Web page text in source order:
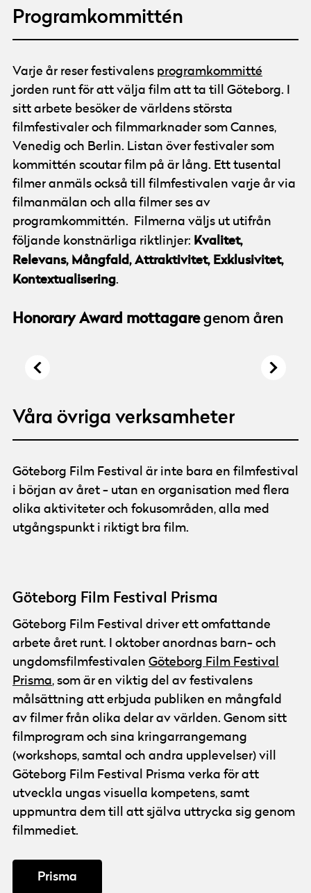
Programkommittén
Varje år reser festivalens programkommitté
jorden runt för att välja film att ta till Göteborg. I
sitt arbete besöker de världens största
filmfestivaler och filmmarknader som Cannes,
Venedig och Berlin. Listan över festivaler som
kommittén scoutar film på är lång. Ett tusental
filmer anmäls också till filmfestivalen varje år via
filmanmälan och alla filmer ses av
programkommittén. Filmerna väljs ut utifrån
följande konstnärliga riktlinjer: Kvalitet,
Relevans, Mångfald, Attraktivitet, Exklusivitet,
Kontextualisering.
Honorary Award mottagaregenom åren
Mads Mikkelsen
Våra övriga verksamheter
Göteborg Film Festival är inte bara en filmfestival
i början av året - utan en organisation med flera
olika aktiviteter och fokusområden, alla med
utgångspunkt i riktigt bra film.
Göteborg Film Festival Prisma
Göteborg Film Festival driver ett omfattande
arbete året runt. I oktober anordnas barn- och
ungdomsfilmfestivalen Göteborg Film Festival
Prisma, som är en viktig del av festivalens
målsättning att erbjuda publiken en mångfald
av filmer från olika delar av världen. Genom sitt
filmprogram och sina kringarrangemang
(workshops, samtal och andra upplevelser) vill
Göteborg Film Festival Prisma verka för att
utveckla ungas visuella kompetens, samt
uppmuntra dem till att själva uttrycka sig genom
filmmediet.
Prisma